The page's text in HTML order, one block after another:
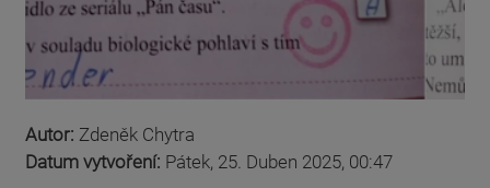
Autor: Zdeněk Chytra
Datum vytvoření: Pátek, 25. Duben 2025, 00:47